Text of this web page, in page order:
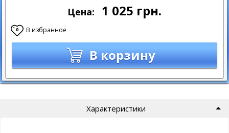
Цена: 1 025 грн.
0 В избранное
В корзину
Характеристики